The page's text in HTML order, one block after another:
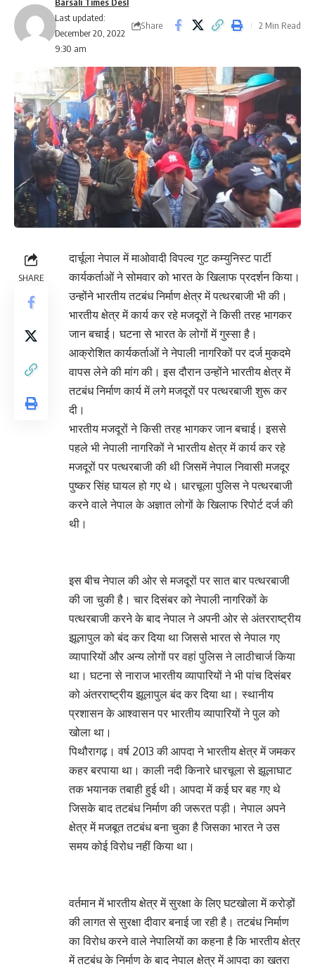
Last updated:
December 20, 2022
9:30 am
Share 2 Min Read
SHARE
दार्चूला नेपाल में माओवादी विपल्व गुट कम्युनिस्ट पार्टी
कार्यकर्ताओं ने सोमवार को भारत के खिलाफ प्रदर्शन किया।
उन्होंने भारतीय तटबंध निर्माण क्षेत्र में पत्थरबाजी भी की।
भारतीय क्षेत्र में कार्य कर रहे मजदूरों ने किसी तरह भागकर
जान बचाई। घटना से भारत के लोगों में गुस्सा है।
आक्रोशित कार्यकर्ताओं ने नेपाली नागरिकों पर दर्ज मुकदमे
वापस लेने की मांग की। इस दौरान उन्होंने भारतीय क्षेत्र में
तटबंध निर्माण कार्य में लगे मजदूरों पर पत्थरबाजी शुरू कर
दी।
भारतीय मजदूरों ने किसी तरह भागकर जान बचाई। इससे
पहले भी नेपाली नागरिकों ने भारतीय क्षेत्र में कार्य कर रहे
मजदूरों पर पत्थरबाजी की थी जिसमें नेपाल निवासी मजदूर
पुष्कर सिंह घायल हो गए थे। धारचूला पुलिस ने पत्थरबाजी
करने वाले नेपाल के अज्ञात लोगों के खिलाफ रिपोर्ट दर्ज की
थी।
इस बीच नेपाल की ओर से मजदूरों पर सात बार पत्थरबाजी
की जा चुकी है। चार दिसंबर को नेपाली नागरिकों के
पत्थरबाजी करने के बाद नेपाल ने अपनी ओर से अंतरराष्ट्रीय
झूलापुल को बंद कर दिया था जिससे भारत से नेपाल गए
व्यापारियों और अन्य लोगों पर वहां पुलिस ने लाठीचार्ज किया
था। घटना से नाराज भारतीय व्यापारियों ने भी पांच दिसंबर
को अंतरराष्ट्रीय झूलापुल बंद कर दिया था। स्थानीय
प्रशासन के आश्वासन पर भारतीय व्यापारियों ने पुल को
खोला था।
पिथौरागढ़। वर्ष 2013 की आपदा ने भारतीय क्षेत्र में जमकर
कहर बरपाया था। काली नदी किनारे धारचूला से झूलाघाट
तक भयानक तबाही हुई थी। आपदा में कई घर बह गए थे
जिसके बाद तटबंध निर्माण की जरूरत पड़ी। नेपाल अपने
क्षेत्र में मजबूत तटबंध बना चुका है जिसका भारत ने उस
समय कोई विरोध नहीं किया था।
वर्तमान में भारतीय क्षेत्र में सुरक्षा के लिए घटखोला में करोड़ों
की लागत से सुरक्षा दीवार बनाई जा रही है। तटबंध निर्माण
का विरोध करने वाले नेपालियों का कहना है कि भारतीय क्षेत्र
में तटबंध के निर्माण के बाद नेपाल क्षेत्र में आपदा का खतरा